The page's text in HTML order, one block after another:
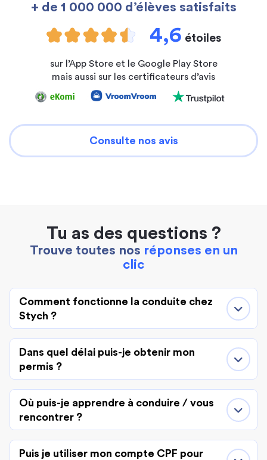
+ de 1 000 000 d’élèves satisfaits
4,6 étoiles
sur l’App Store et le Google Play Store
mais aussi sur les certificateurs d’avis
Consulte nos avis
Tu as des questions ?
Trouve toutes nos réponses en un
clic
Comment fonctionne la conduite chez
Stych ?
Dans quel délai puis-je obtenir mon
permis ?
Où puis-je apprendre à conduire / vous
rencontrer ?
Puis je utiliser mon compte CPF pour